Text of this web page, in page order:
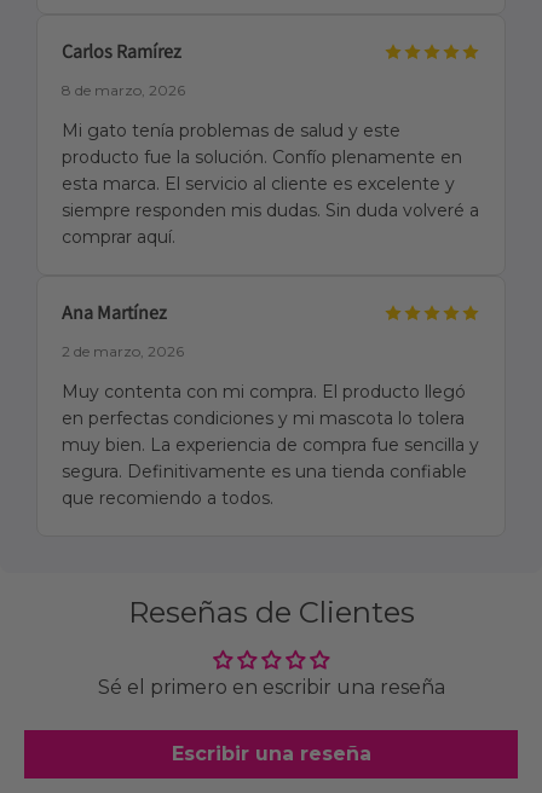
Carlos Ramírez
8 de marzo, 2026
Mi gato tenía problemas de salud y este
producto fue la solución. Confío plenamente en
esta marca. El servicio al cliente es excelente y
siempre responden mis dudas. Sin duda volveré a
comprar aquí.
Ana Martínez
2 de marzo, 2026
Muy contenta con mi compra. El producto llegó
en perfectas condiciones y mi mascota lo tolera
muy bien. La experiencia de compra fue sencilla y
segura. Definitivamente es una tienda confiable
que recomiendo a todos.
Reseñas de Clientes
Sé el primero en escribir una reseña
Escribir una reseña